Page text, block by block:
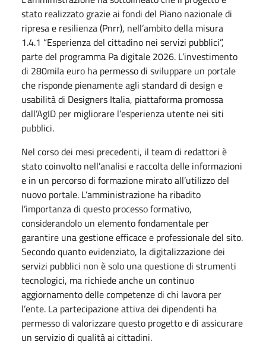
stato realizzato grazie ai fondi del Piano nazionale di
ripresa e resilienza (Pnrr), nell’ambito della misura
1.4.1 “Esperienza del cittadino nei servizi pubblici”,
parte del programma Pa digitale 2026. L’investimento
di 280mila euro ha permesso di sviluppare un portale
che risponde pienamente agli standard di design e
usabilità di Designers Italia, piattaforma promossa
dall’AgID per migliorare l’esperienza utente nei siti
pubblici.
Nel corso dei mesi precedenti, il team di redattori è
stato coinvolto nell’analisi e raccolta delle informazioni
e in un percorso di formazione mirato all’utilizzo del
nuovo portale. L’amministrazione ha ribadito
l’importanza di questo processo formativo,
considerandolo un elemento fondamentale per
garantire una gestione efficace e professionale del sito.
Secondo quanto evidenziato, la digitalizzazione dei
servizi pubblici non è solo una questione di strumenti
tecnologici, ma richiede anche un continuo
aggiornamento delle competenze di chi lavora per
l’ente. La partecipazione attiva dei dipendenti ha
permesso di valorizzare questo progetto e di assicurare
un servizio di qualità ai cittadini.